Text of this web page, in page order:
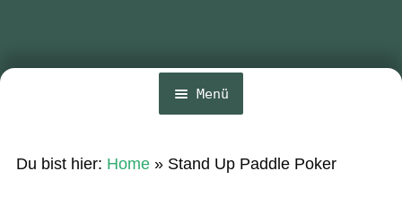
Menü
Du bist hier: Home» Stand Up Paddle Poker